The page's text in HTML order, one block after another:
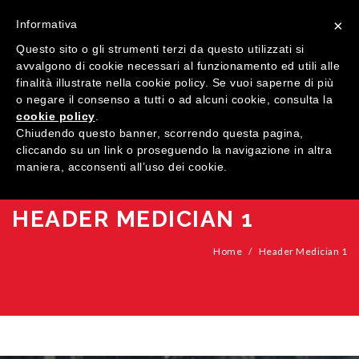
MENU
HOME
COMPANY
HEADER MEDICIAN 1
Home / Header Medician 1
×
Informativa
Questo sito o gli strumenti terzi da questo utilizzati si
avvalgono di cookie necessari al funzionamento ed utili alle
finalità illustrate nella cookie policy. Se vuoi saperne di più
o negare il consenso a tutti o ad alcuni cookie, consulta la
cookie policy
Chiudendo questo banner, scorrendo questa pagina,
cliccando su un link o proseguendo la navigazione in altra
maniera, acconsenti all’uso dei cookie.